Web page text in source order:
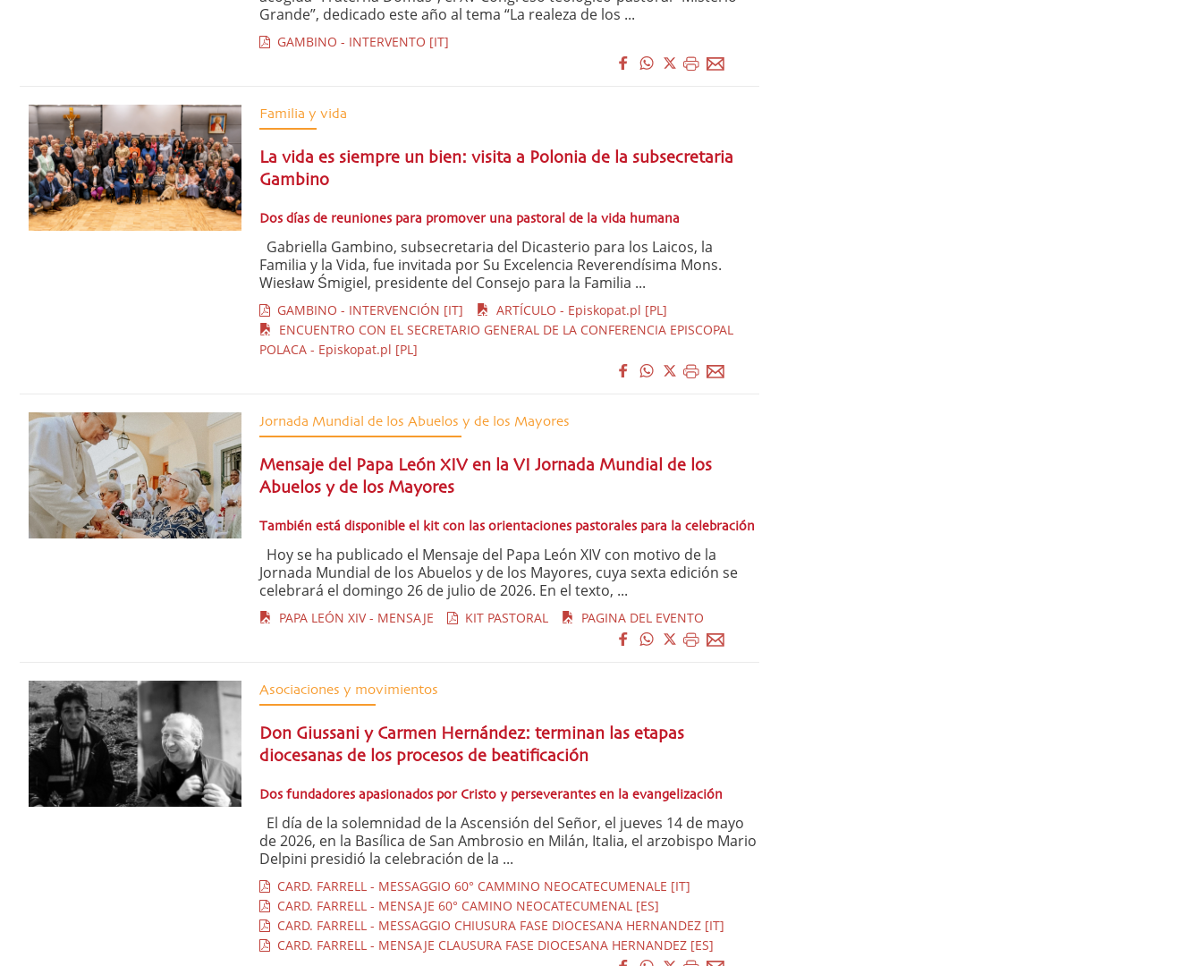
Grande”, dedicado este año al tema “La realeza de los ...
GAMBINO - INTERVENTO [IT]
Familia y vida
La vida es siempre un bien: visita a Polonia de la subsecretaria
Gambino
Dos días de reuniones para promover una pastoral de la vida humana
Gabriella Gambino, subsecretaria del Dicasterio para los Laicos, la
Familia y la Vida, fue invitada por Su Excelencia Reverendísima Mons.
Wiesław Śmigiel, presidente del Consejo para la Familia ...
GAMBINO - INTERVENCIÓN [IT]
ARTÍCULO - Episkopat.pl [PL]
ENCUENTRO CON EL SECRETARIO GENERAL DE LA CONFERENCIA EPISCOPAL
POLACA - Episkopat.pl [PL]
Jornada Mundial de los Abuelos y de los Mayores
Mensaje del Papa León XIV en la VI Jornada Mundial de los
Abuelos y de los Mayores
También está disponible el kit con las orientaciones pastorales para la celebración
Hoy se ha publicado el Mensaje del Papa León XIV con motivo de la
Jornada Mundial de los Abuelos y de los Mayores, cuya sexta edición se
celebrará el domingo 26 de julio de 2026. En el texto, ...
PAPA LEÓN XIV - MENSAJE KIT PASTORAL PAGINA DEL EVENTO
Asociaciones y movimientos
Don Giussani y Carmen Hernández: terminan las etapas
diocesanas de los procesos de beatificación
Dos fundadores apasionados por Cristo y perseverantes en la evangelización
El día de la solemnidad de la Ascensión del Señor, el jueves 14 de mayo
de 2026, en la Basílica de San Ambrosio en Milán, Italia, el arzobispo Mario
Delpini presidió la celebración de la ...
CARD. FARRELL - MESSAGGIO 60° CAMMINO NEOCATECUMENALE [IT]
CARD. FARRELL - MENSAJE 60° CAMINO NEOCATECUMENAL [ES]
CARD. FARRELL - MESSAGGIO CHIUSURA FASE DIOCESANA HERNANDEZ [IT]
CARD. FARRELL - MENSAJE CLAUSURA FASE DIOCESANA HERNANDEZ [ES]